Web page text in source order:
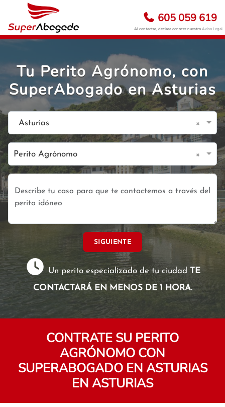
605 059 619
Al contactar, declara conocer nuestroAviso Legal
Tu Perito Agrónomo, con
SuperAbogado en Asturias
Asturias ×
Perito Agrónomo ×
SIGUIENTE
Un perito especializado de tu ciudad TE
CONTACTARÁ EN MENOS DE 1 HORA.
CONTRATE SU PERITO
AGRÓNOMO CON
SUPERABOGADO EN ASTURIAS
EN ASTURIAS